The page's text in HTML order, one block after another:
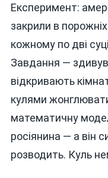
Експеримент:
закрили в
кожному по дві
Завдання —
відкривають
кулями
математичну
росіянина — а він
розводить. Куль